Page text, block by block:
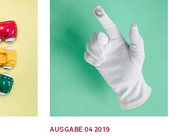
AUSGABE 04 2019